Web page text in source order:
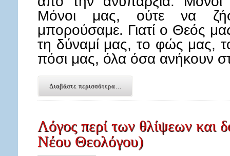
Μόνοι μας, ούτε να
μπορούσαμε. Γιατί ο Θεός
τη δύναμί μας, το φώς μας,
πόσι μας, όλα όσα ανήκουν
Διαβάστε περισσότερα...
Λόγος περί των θλίψεων και
Νέου Θεολόγου)